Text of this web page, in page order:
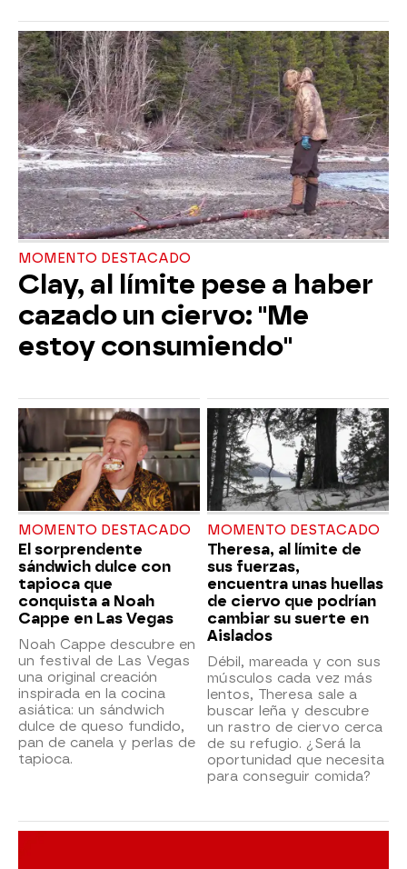
MOMENTO DESTACADO
Clay, al límite pese a haber
cazado un ciervo: "Me
estoy consumiendo"
MOMENTO DESTACADO
El sorprendente
sándwich dulce con
tapioca que
conquista a Noah
Cappe en Las Vegas
Noah Cappe descubre en
un festival de Las Vegas
una original creación
inspirada en la cocina
asiática: un sándwich
dulce de queso fundido,
pan de canela y perlas de
tapioca.
MOMENTO DESTACADO
Theresa, al límite de
sus fuerzas,
encuentra unas huellas
de ciervo que podrían
cambiar su suerte en
Aislados
Débil, mareada y con sus
músculos cada vez más
lentos, Theresa sale a
buscar leña y descubre
un rastro de ciervo cerca
de su refugio. ¿Será la
oportunidad que necesita
para conseguir comida?